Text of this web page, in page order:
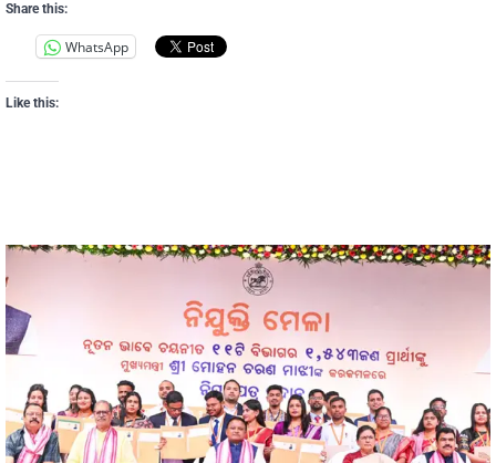
Share this:
WhatsApp
Like this: